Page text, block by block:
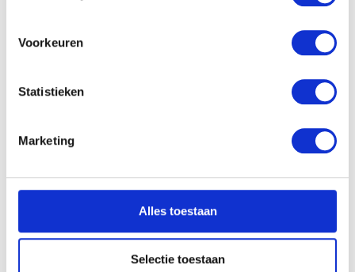
locatie, die tot een paar meter nauwkeurig kan zijn
scannen op specifieke eigenschappen (fingerprinting)
detailgedeeltein.
U kunt uw toestemming op elk moment wijzigen of
We gebruiken cookies om content en advertenties te
personaliseren, om functies voor social media te bieden
en om ons websiteverkeer te analyseren. Ook delen we
informatie over uw gebruik van onze site met onze
partners voor social media, adverteren en analyse. Deze
Voorkeuren
Statistieken
Marketing
Alles toestaan
Selectie toestaan